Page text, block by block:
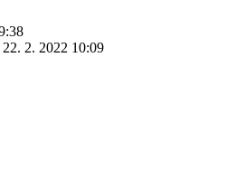
22. 2. 2022 10:09